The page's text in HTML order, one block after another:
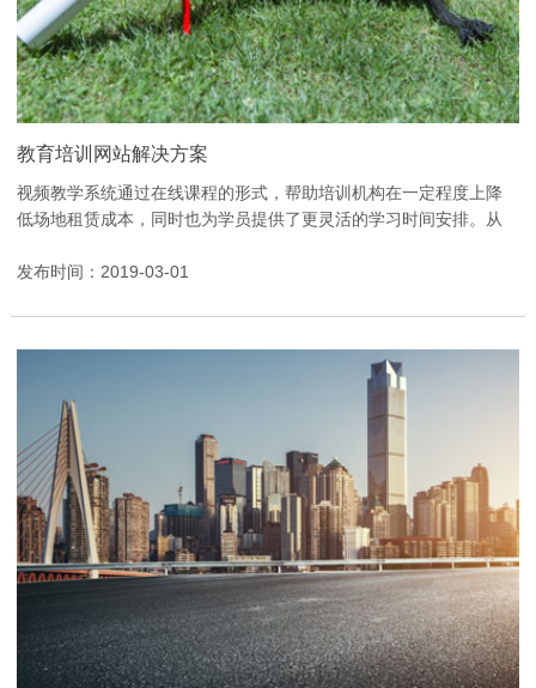
教育培训网站解决方案
视频教学系统通过在线课程的形式，帮助培训机构在一定程度上降
低场地租赁成本，同时也为学员提供了更灵活的学习时间安排。从
发布时间：2019-03-01